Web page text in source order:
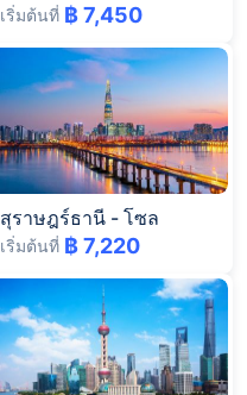
เริ่มต้นที่ ฿ 7,450
สุราษฎร์ธานี - โซล
เริ่มต้นที่ ฿ 7,220